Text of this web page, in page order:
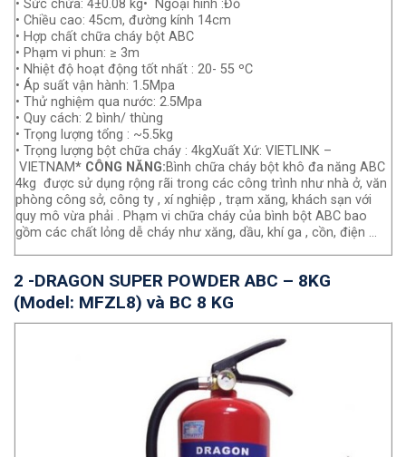
• Sức chứa: 4±0.08 kg• Ngoại hình :Đỏ
• Chiều cao: 45cm, đường kính 14cm
• Hợp chất chữa cháy bột ABC
• Phạm vi phun: ≥ 3m
• Nhiệt độ hoạt động tốt nhất : 20- 55 ºC
• Áp suất vận hành: 1.5Mpa
• Thử nghiệm qua nước: 2.5Mpa
• Quy cách: 2 bình/ thùng
• Trọng lượng tổng : ~5.5kg
• Trọng lượng bột chữa cháy : 4kgXuất Xứ: VIETLINK –
VIETNAM* CÔNG NĂNG:Bình chữa cháy bột khô đa năng ABC
4kg được sử dụng rộng rãi trong các công trình như nhà ở, văn
phòng công sở, công ty , xí nghiệp , trạm xăng, khách sạn với
quy mô vừa phải . Phạm vi chữa cháy của bình bột ABC bao
gồm các chất lỏng dễ cháy như xăng, dầu, khí ga , cồn, điện …
2 -DRAGON SUPER POWDER ABC – 8KG
(Model: MFZL8) và BC 8 KG